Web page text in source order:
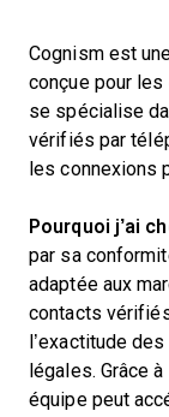
Cognism est
conçue pour
se spécialise
vérifiés par
les connexions
Pourquoi j’ai
par sa
adaptée aux
contacts
l’exactitude
légales. Grâce
équipe peut